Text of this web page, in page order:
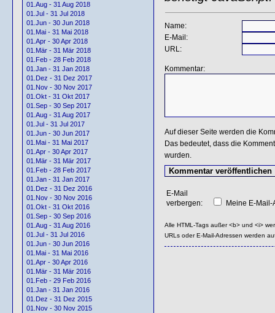
01.Aug - 31 Aug 2018
01.Jul - 31 Jul 2018
01.Jun - 30 Jun 2018
01.Mai - 31 Mai 2018
01.Apr - 30 Apr 2018
01.Mär - 31 Mär 2018
01.Feb - 28 Feb 2018
01.Jan - 31 Jan 2018
01.Dez - 31 Dez 2017
01.Nov - 30 Nov 2017
01.Okt - 31 Okt 2017
01.Sep - 30 Sep 2017
01.Aug - 31 Aug 2017
01.Jul - 31 Jul 2017
01.Jun - 30 Jun 2017
01.Mai - 31 Mai 2017
01.Apr - 30 Apr 2017
01.Mär - 31 Mär 2017
01.Feb - 28 Feb 2017
01.Jan - 31 Jan 2017
01.Dez - 31 Dez 2016
01.Nov - 30 Nov 2016
01.Okt - 31 Okt 2016
01.Sep - 30 Sep 2016
01.Aug - 31 Aug 2016
01.Jul - 31 Jul 2016
01.Jun - 30 Jun 2016
01.Mai - 31 Mai 2016
01.Apr - 30 Apr 2016
01.Mär - 31 Mär 2016
01.Feb - 29 Feb 2016
01.Jan - 31 Jan 2016
01.Dez - 31 Dez 2015
01.Nov - 30 Nov 2015
Name:
E-Mail:
URL:
Kommentar:
Auf dieser Seite werden die
Das bedeutet, dass die
wurden.
E-Mail
verbergen:
Meine E-
Alle HTML-Tags außer <b> und <i>
URLs oder E-Mail-Adressen werden